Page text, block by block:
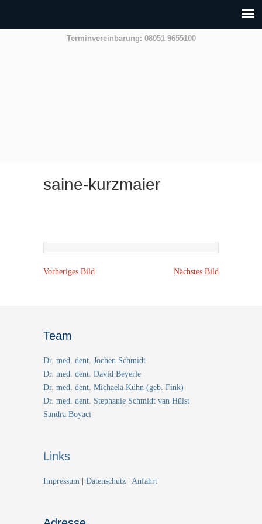
Terminvereinbarung: 08051 9655100
saine-kurzmaier
Vorheriges Bild Nächstes Bild
Team
Dr. med. dent. Jochen Schmidt
Dr. med. dent. David Beyerle
Dr. med. dent. Michaela Kühn (geb. Fink)
Dr. med. dent. Stephanie Schmidt van Hülst
Sandra Boyaci
Links
Impressum Datenschutz Anfahrt